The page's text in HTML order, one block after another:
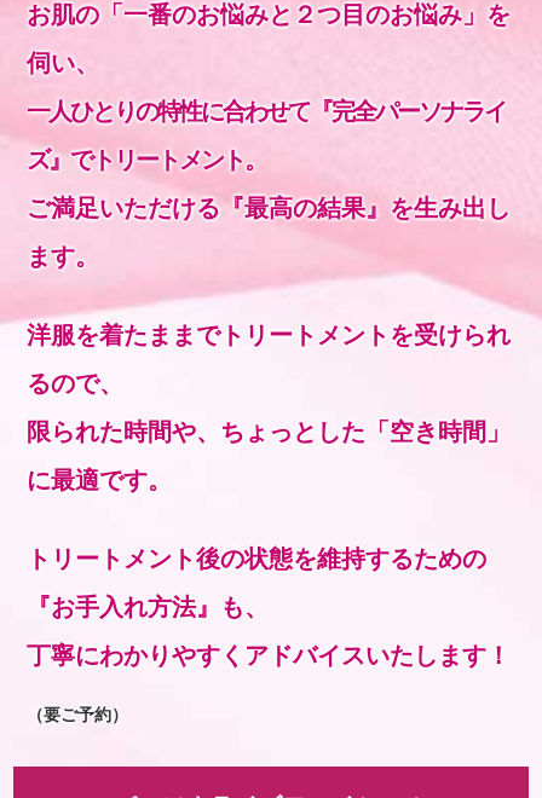
お肌の「一番のお悩みと２つ目のお悩み」を
伺い、
一人ひとりの特性に合わせて『完全パーソナライ
ズ』でトリートメント。
ご満足いただける『最高の結果』を生み出し
ます。
洋服を着たままでトリートメントを受けられ
るので、
限られた時間や、ちょっとした「空き時間」
に最適です。
トリートメント後の状態を維持するための
『お手入れ方法』も、
丁寧にわかりやすくアドバイスいたします！
（要ご予約）